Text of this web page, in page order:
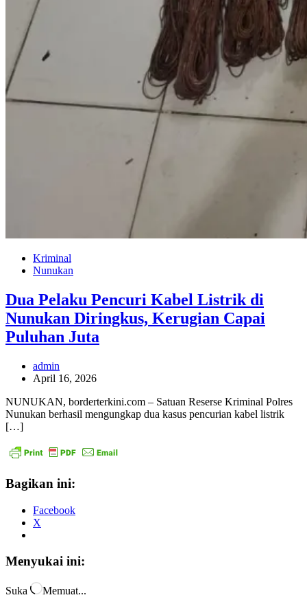
Kriminal
Nunukan
Dua Pelaku Pencuri Kabel Listrik di
Nunukan Diringkus, Kerugian Capai
Puluhan Juta
admin
April 16, 2026
NUNUKAN, borderterkini.com – Satuan Reserse Kriminal Polres
Nunukan berhasil mengungkap dua kasus pencurian kabel listrik
[…]
Bagikan ini:
Facebook
X
Menyukai ini:
Suka Memuat...